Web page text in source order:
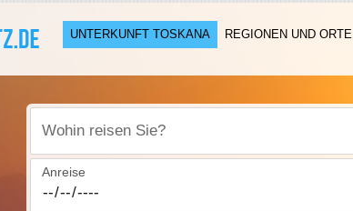
UNTERKUNFT TOSKANA REGIONEN UND ORTE
Wohin reisen Sie?
Anreise